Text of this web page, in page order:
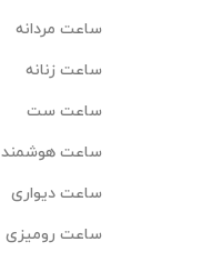
ساعت مردانه
ساعت زنانه
ساعت ست
ساعت هوشمند
ساعت دیواری
ساعت رومیزی